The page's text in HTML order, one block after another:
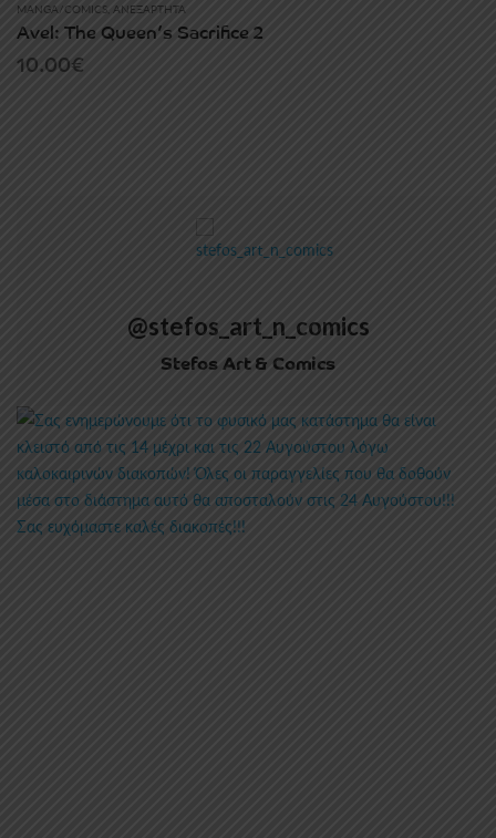
MANGA/COMICS, ΑΝΕΞΆΡΤΗΤΑ
Avel: The Queen’s Sacrifice 2
10.00€
@stefos_art_n_comics
Stefos Art & Comics